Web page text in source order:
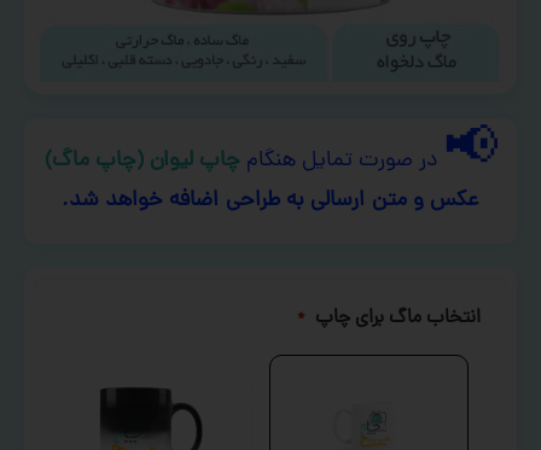
📢 در صورت تمایل هنگام چاپ لیوان (چاپ ماگ)
عکس و متن ارسالی به طراحی اضافه خواهد شد.
انتخاب ماگ برای چاپ *